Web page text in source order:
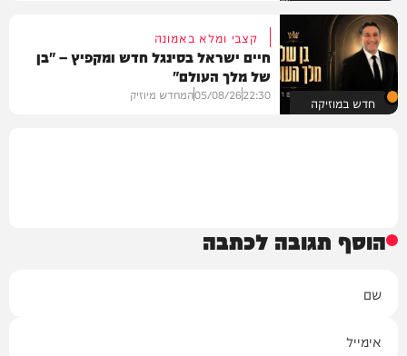
חדש במוזיקה
קצבי ומלא באמונה
חיים ישראל בסינגל חדש ומקפיץ – "בן
של מלך העולם"
22:30
05/08/26המחדש מיוזיק
הוסף תגובה לכתבה